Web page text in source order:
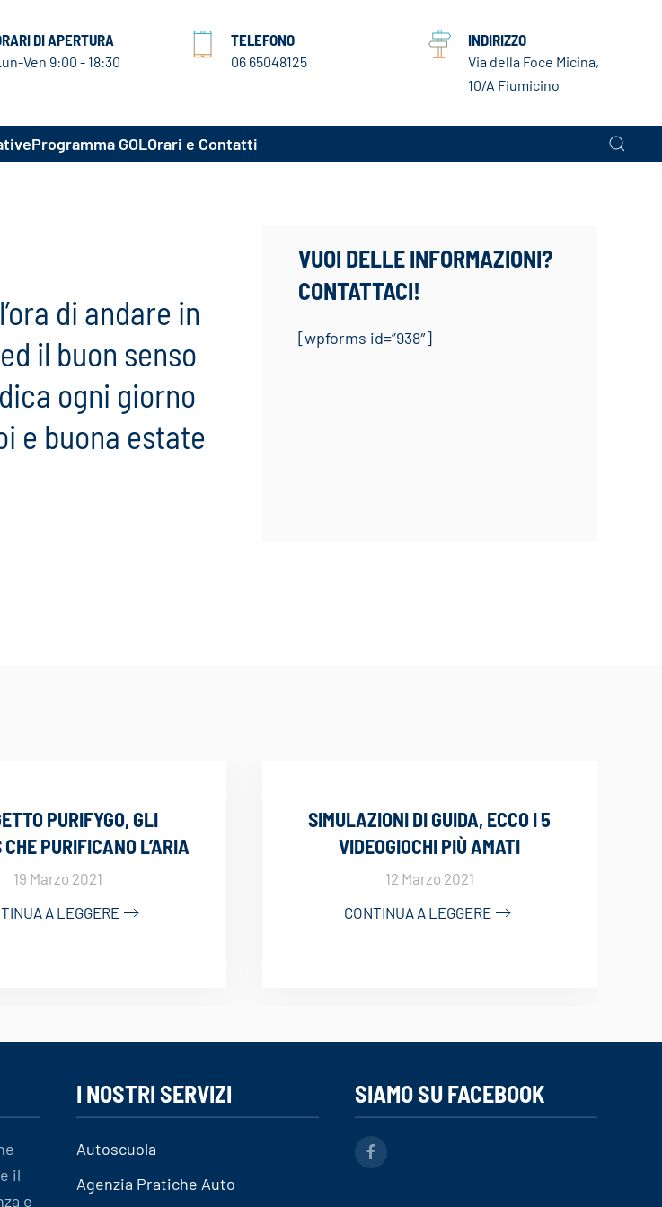
DI APERTURA
Ven 9:00 - 18:30
TELEFONO
06 65048125
INDIRIZZO
Via della Foce Micina,
10/A Fiumicino
Programma GOLOrari e Contatti
di andare in
il buon senso
ogni giorno
e buona estate
VUOI DELLE INFORMAZIONI?
CONTATTACI!
[wpforms id=”938″]
PURIFYGO, GLI
PURIFICANO L’ARIA
19 Marzo 2021
A LEGGERE
SIMULAZIONI DI GUIDA, ECCO I 5
VIDEOGIOCHI PIÙ AMATI
12 Marzo 2021
CONTINUA A LEGGERE
il
e
I NOSTRI SERVIZI
Autoscuola
Agenzia Pratiche Auto
SIAMO SU FACEBOOK